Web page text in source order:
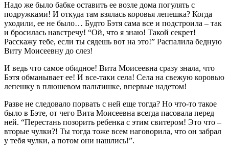
Надо же было бабке оставить ее возле дома погулять с
подружками! И откуда там взялась коровья лепешка? Когда
уходили, ее не было… Будто Бэтя сама все и подстроила – так
и бросилась навстречу! “Ой, что я знаю! Такой секрет!
Расскажу тебе, если ты сядешь вот на это!” Распалила бедную
Виту Моисеевну до слез!
И ведь что самое обидное! Вита Моисеевна сразу знала, что
Бэтя обманывает ее! И все-таки села! Села на свежую коровью
лепешку в плюшевом пальтишке, впервые надетом!
Разве не следовало порвать с ней еще тогда? Но что-то такое
было в Бэте, от чего Вита Моисеевна всегда пасовала перед
ней. “Перестань позорить ребенка с этим свитером! Это что –
вторые чулки?! Ты тогда тоже всем наговорила, что он забрал
у тебя чулки, а потом они нашлись!”.